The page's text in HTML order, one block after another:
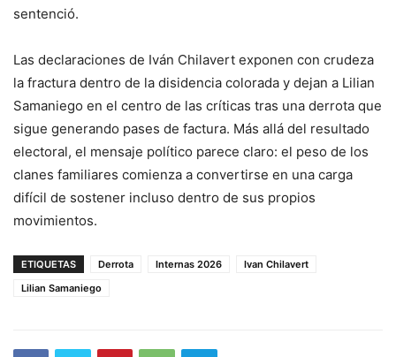
sentenció.
Las declaraciones de Iván Chilavert exponen con crudeza
la fractura dentro de la disidencia colorada y dejan a Lilian
Samaniego en el centro de las críticas tras una derrota que
sigue generando pases de factura. Más allá del resultado
electoral, el mensaje político parece claro: el peso de los
clanes familiares comienza a convertirse en una carga
difícil de sostener incluso dentro de sus propios
movimientos.
ETIQUETAS Derrota Internas 2026
Ivan Chilavert
Lilian Samaniego